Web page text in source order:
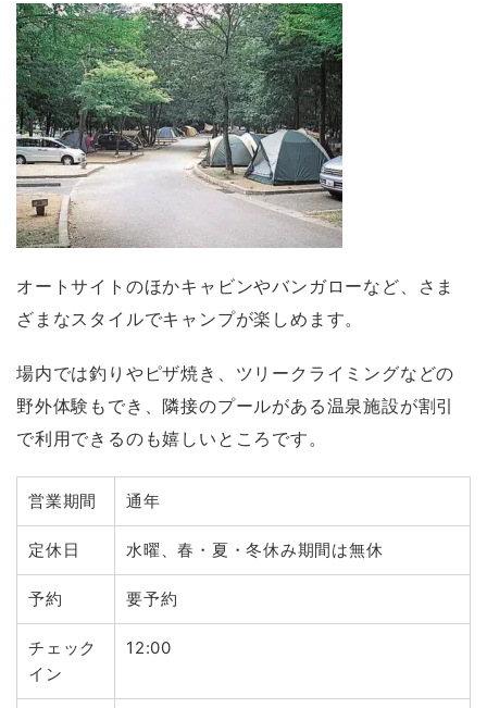
オートサイトのほかキャビンやバンガローなど、さま
ざまなスタイルでキャンプが楽しめます。
場内では釣りやピザ焼き、ツリークライミングなどの
野外体験もでき、隣接のプールがある温泉施設が割引
で利用できるのも嬉しいところです。
営業期間 通年
定休日 水曜、春・夏・冬休み期間は無休
予約 要予約
チェック
イン
12:00